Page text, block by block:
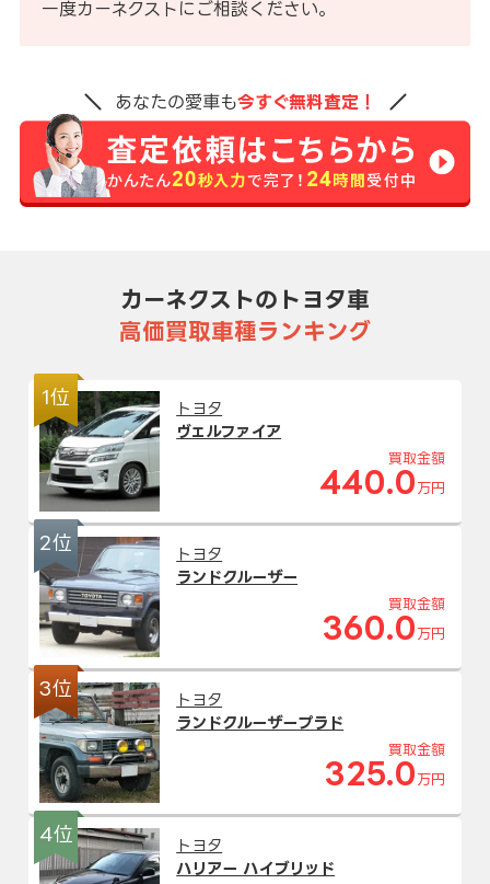
一度カーネクストにご相談ください。
あなたの愛車も今すぐ無料査定！
カーネクストのトヨタ車
高価買取車種ランキング
1位
トヨタ
ヴェルファイア
買取金額
440.0 万円
2位
トヨタ
ランドクルーザー
買取金額
360.0 万円
3位
トヨタ
ランドクルーザープラド
買取金額
325.0 万円
4位
トヨタ
ハリアー ハイブリッド